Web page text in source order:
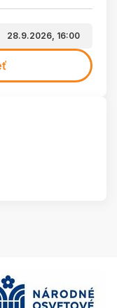
28.9.2026, 16:00